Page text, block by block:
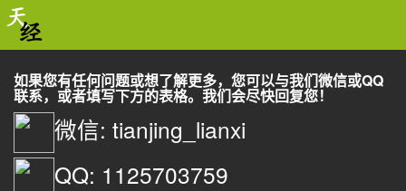
如果您有任何问题或想了解更多，您可以与我们微信或QQ
联系，或者填写下方的表格。我们会尽快回复您！
微信: tianjing_lianxi
QQ: 1125703759